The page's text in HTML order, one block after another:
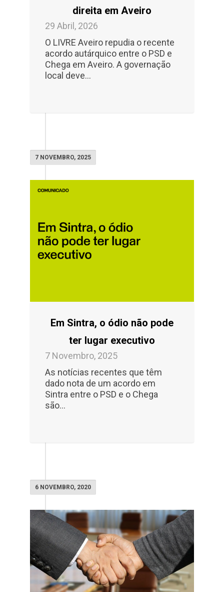
direita em Aveiro
29 Abril, 2026
O LIVRE Aveiro repudia o recente
acordo autárquico entre o PSD e
Chega em Aveiro. A governação
local deve...
7 NOVEMBRO, 2025
Em Sintra, o ódio não pode
ter lugar executivo
7 Novembro, 2025
As notícias recentes que têm
dado nota de um acordo em
Sintra entre o PSD e o Chega
são...
6 NOVEMBRO, 2020